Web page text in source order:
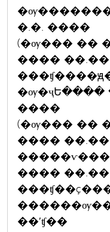
�.�. ����
(�ѹ��� ��
���� ��.��
����
(�ѹ��� ��
���� ��.��
���� ��.��
��ʹʧ��